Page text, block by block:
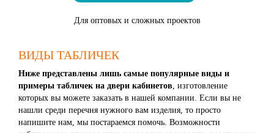
Для оптовых и сложных проектов
ВИДЫ ТАБЛИЧЕК
Ниже представлены лишь самые популярные виды и
примеры табличек на двери кабинетов, изготовление
которых вы можете заказать в нашей компании. Если вы не
нашли среди перечня нужного вам изделия, то просто
напишите нам, мы постараемся помочь. Возможности